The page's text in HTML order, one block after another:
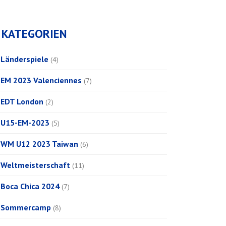
KATEGORIEN
Länderspiele (4)
EM 2023 Valenciennes (7)
EDT London (2)
U15-EM-2023 (5)
WM U12 2023 Taiwan (6)
Weltmeisterschaft (11)
Boca Chica 2024(7)
Sommercamp (8)